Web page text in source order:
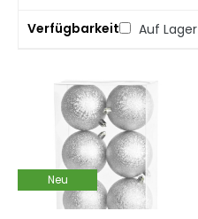
Verfügbarkeit Auf Lager
Neu